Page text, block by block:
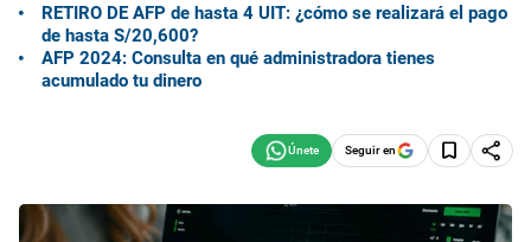
RETIRO DE AFP de hasta 4 UIT: ¿cómo se realizará el pago
de hasta S/20,600?
AFP 2024: Consulta en qué administradora tienes
acumulado tu dinero
Seguir en